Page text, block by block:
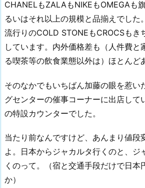
CHANELもZALAもNIKEもOMEGAも
るいはそれ以上の規模と品揃えでした。
流行りのCOLD STONEもCROCSもき
しています。内外価格差も（人件費と
る喫茶等の飲食業態以外は）ほとんど
そのなかでもいちばん加藤の眼を惹い
グセンターの催事コーナーに出店して
の特設カウンターでした。
当たり前なんですけど、あんまり値段
よ。日本からジャカルタ行くのと、ジ
くのって。（宿と交通手段だけで日本
か）